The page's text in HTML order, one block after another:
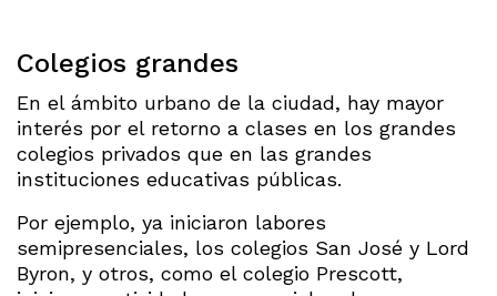
Colegios grandes
En el ámbito urbano de la ciudad, hay mayor
interés por el retorno a clases en los grandes
colegios privados que en las grandes
instituciones educativas públicas.
Por ejemplo, ya iniciaron labores
semipresenciales, los colegios San José y Lord
Byron, y otros, como el colegio Prescott,